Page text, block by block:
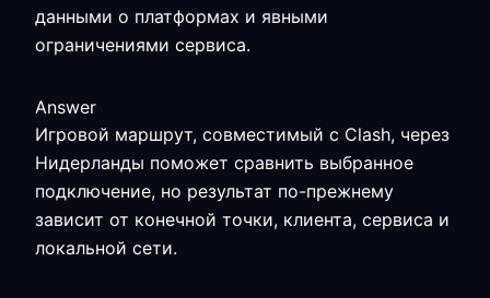
данными о платформах и явными
ограничениями сервиса.
Answer
Игровой маршрут, совместимый с Clash, через
Нидерланды поможет сравнить выбранное
подключение, но результат по-прежнему
зависит от конечной точки, клиента, сервиса и
локальной сети.